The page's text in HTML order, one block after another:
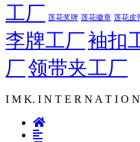
工厂 莲花奖牌 莲花徽章 莲花皮
李牌工厂袖扣
厂领带夹工厂
I M K. I N T E R N A T I O